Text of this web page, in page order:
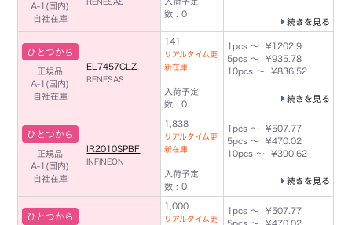
A-1(国内)
自社在庫
RENESAS
数 : 0
続きを見る
ひとつから
正規品
A-1(国内)
自社在庫
EL7457CLZ
RENESAS
141
リアルタイム更
新在庫
入荷予定
数 : 0
1pcs ～ ¥1202.9
5pcs ～ ¥935.78
10pcs ～ ¥836.52
続きを見る
ひとつから
正規品
A-1(国内)
自社在庫
IR2010SPBF
INFINEON
1,838
リアルタイム更
新在庫
入荷予定
数 : 0
1pcs ～ ¥507.77
5pcs ～ ¥470.02
10pcs ～ ¥390.62
続きを見る
ひとつから
1,000
リアルタイム更
1pcs ～ ¥507.77
5pcs ～ ¥470.02